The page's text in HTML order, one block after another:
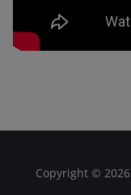
Copyright © 2026